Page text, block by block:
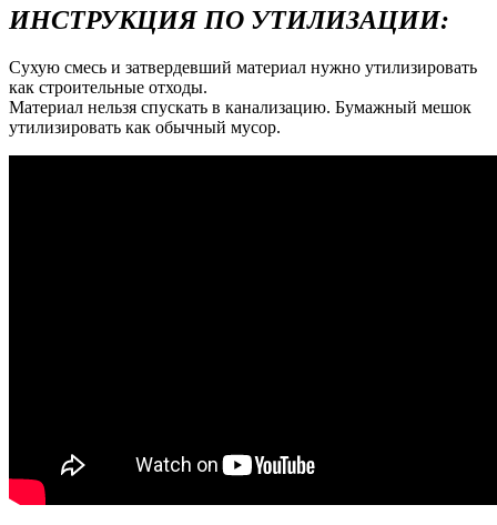
ИНСТРУКЦИЯ ПО УТИЛИЗАЦИИ:
Сухую смесь и затвердевший материал нужно утилизировать
как строительные отходы.
Материал нельзя спускать в канализацию. Бумажный мешок
утилизировать как обычный мусор.